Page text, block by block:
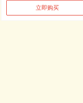
立即购买